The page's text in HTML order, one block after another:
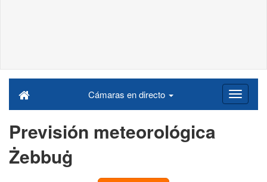
Cámaras en directo
Previsión meteorológica
Żebbuġ